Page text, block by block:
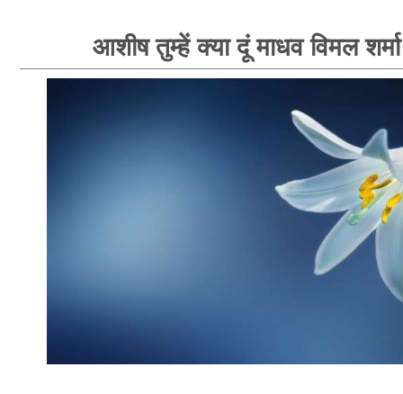
आशीष तुम्हें क्या दूं माधव विमल